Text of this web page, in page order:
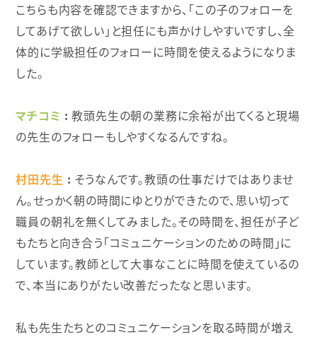
こちらも内容を確認できますから、「この子のフォローを
してあげて欲しい」と担任にも声かけしやすいですし、全
体的に学級担任のフォローに時間を使えるようになりま
した。
マチコミ
教頭先生の朝の業務に余裕が出てくると現場
の先生のフォローもしやすくなるんですね。
村田先生
そうなんです。教頭の仕事だけではありませ
ん。せっかく朝の時間にゆとりができたので、思い切って
職員の朝礼を無くしてみました。その時間を、担任が子ど
もたちと向き合う「コミュニケーションのための時間」に
しています。教師として大事なことに時間を使えているの
で、本当にありがたい改善だったなと思います。
私も先生たちとのコミュニケーションを取る時間が増え